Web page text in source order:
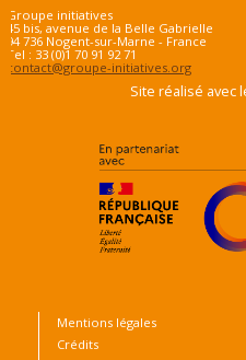
Groupe initiatives
45 bis, avenue de la Belle Gabrielle
94 736 Nogent-sur-Marne - France
Tel : 33 (0)1 70 91 92 71
contact@groupe-initiatives.org
Site réalisé avec
Mentions légales
Crédits